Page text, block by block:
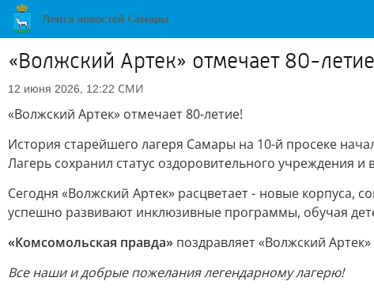
«Волжский Артек» отмечает 80-
12 июня 2026, 12:22 СМИ
«Волжский Артек» отмечает 80-летие!
История старейшего лагеря Самары на 10-й просеке
Лагерь сохранил статус оздоровительного учреждения
Сегодня «Волжский Артек» расцветает - новые корпуса,
успешно развивают инклюзивные программы, обучая
«Комсомольская правда» поздравляет «Волжский
Все наши и добрые пожелания легендарному лагерю!